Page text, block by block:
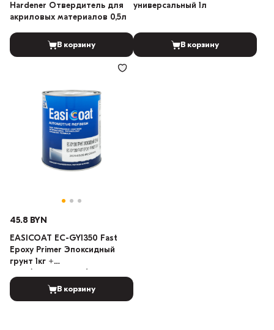
Hardener Отвердитель для
акриловых материалов 0,5л
В корзину
универсальный 1л
В корзину
45.8 BYN
EASICOAT EC-GY1350 Fast
Epoxy Primer Эпоксидный
грунт 1кг +
0,3кг(разбавитель)
В корзину